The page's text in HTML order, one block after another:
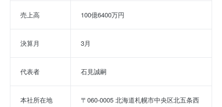
売上高 100億6400万円
決算月 3月
代表者 石見誠嗣
本社所在地
〒060-0005 北海道札幌市中央区北五条西